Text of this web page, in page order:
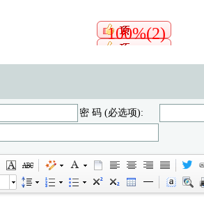
100%(2)
密 码 (必选项):